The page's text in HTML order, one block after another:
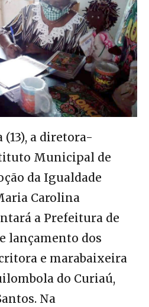
a diretora-
Municipal de
da Igualdade
Carolina
a Prefeitura de
lançamento dos
e marabaixeira
do Curiaú,
Na